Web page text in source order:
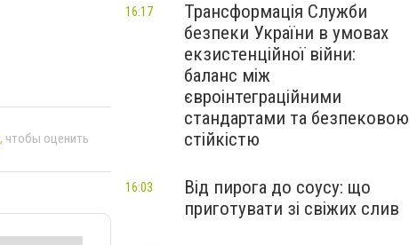
, чтобы оценить
Трансформація Служби
безпеки України в умовах
екзистенційної війни:
баланс між
євроінтеграційними
стандартами та безпековою
стійкістю
16:17
Від пирога до соусу: що
приготувати зі свіжих слив
16:03